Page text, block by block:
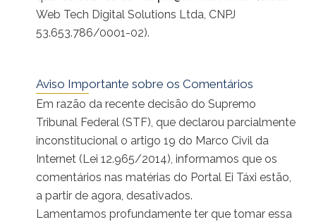
Web Tech Digital Solutions Ltda, CNPJ
53.653.786/0001-02).
Aviso Importante sobre os Comentários
Em razão da recente decisão do Supremo
Tribunal Federal (STF), que declarou parcialmente
inconstitucional o artigo 19 do Marco Civil da
Internet (Lei 12.965/2014), informamos que os
comentários nas matérias do Portal Ei Táxi estão,
a partir de agora, desativados.
Lamentamos profundamente ter que tomar essa